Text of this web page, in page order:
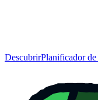
DescubrirPlanificador de